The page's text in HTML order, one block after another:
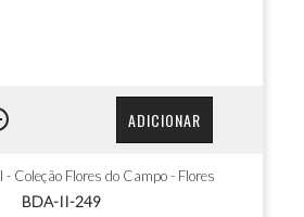
ADICIONAR
- Coleção Flores do Campo - Flores
BDA-II-249